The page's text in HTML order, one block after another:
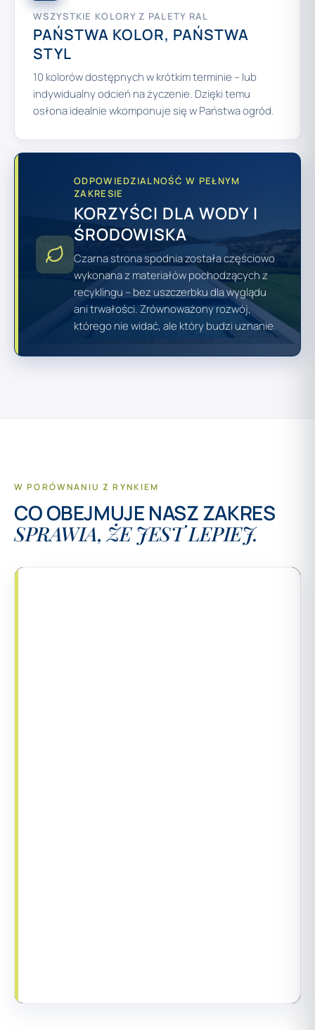
WSZYSTKIE KOLORY Z PALETY RAL
PAŃSTWA KOLOR, PAŃSTWA
STYL
10 kolorów dostępnych w krótkim terminie – lub
indywidualny odcień na życzenie. Dzięki temu
osłona idealnie wkomponuje się w Państwa ogród.
ODPOWIEDZIALNOŚĆ W PEŁNYM
ZAKRESIE
KORZYŚCI DLA WODY I
ŚRODOWISKA
Czarna strona spodnia została częściowo
wykonana z materiałów pochodzących z
recyklingu – bez uszczerbku dla wyglądu
ani trwałości. Zrównoważony rozwój,
którego nie widać, ale który budzi uznanie.
W PORÓWNANIU Z RYNKIEM
CO OBEJMUJE NASZ ZAKRES
SPRAWIA, ŻE JEST LEPIEJ.